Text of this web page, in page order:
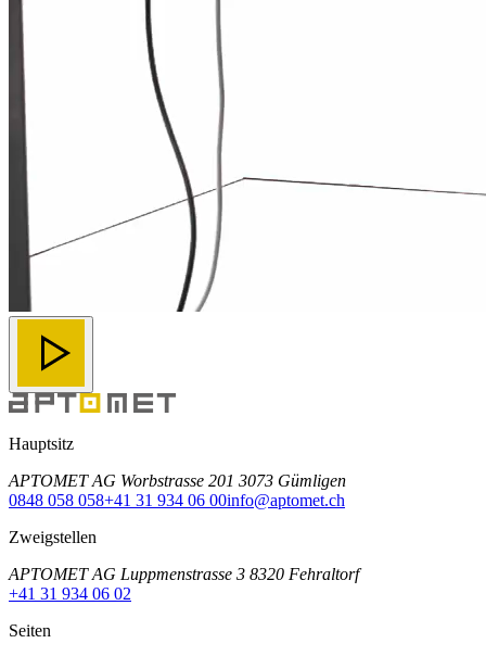
Hauptsitz
APTOMET AG Worbstrasse 201 3073 Gümligen
0848 058 058+41 31 934 06 00info@aptomet.ch
Zweigstellen
APTOMET AG Luppmenstrasse 3 8320 Fehraltorf
+41 31 934 06 02
Seiten